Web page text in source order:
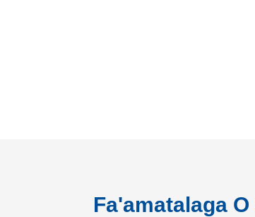
Fa'amatalaga O